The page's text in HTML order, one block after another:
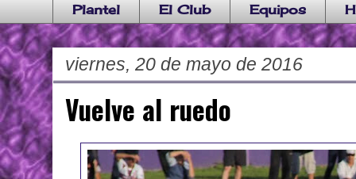
Plantel El Club Equipos
viernes, 20 de mayo de 2016
Vuelve al ruedo